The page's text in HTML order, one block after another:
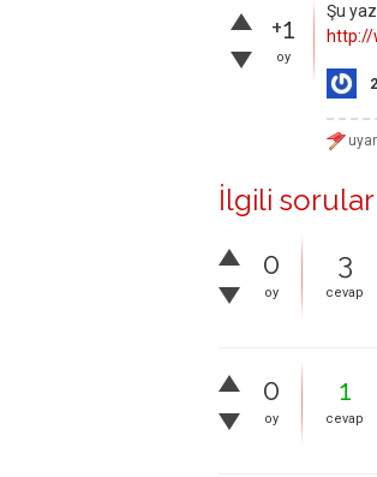
+1
oy
Şu
İlgili sorular
0
oy
3
cevap
0
oy
1
cevap